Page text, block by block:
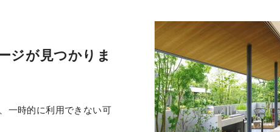
ジが見つかりま
一時的に利用できない可